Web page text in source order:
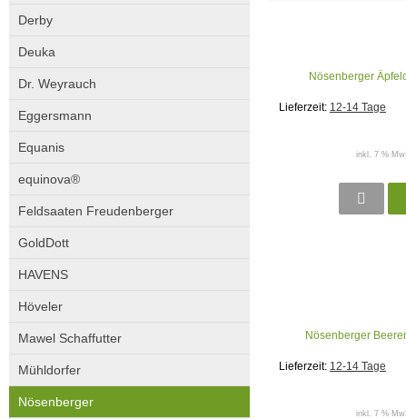
Nösenberger
Lieferzeit: 12-14 Tage
inkl. 7 %
Nösenberger
Lieferzeit: 12-14 Tage
inkl. 7 %
Derby
Deuka
Dr. Weyrauch
Eggersmann
Equanis
equinova®
Feldsaaten Freudenberger
GoldDott
HAVENS
Höveler
Mawel Schaffutter
Mühldorfer
Nösenberger